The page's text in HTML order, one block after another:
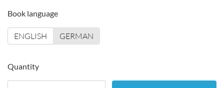
Book language
ENGLISH GERMAN
Quantity